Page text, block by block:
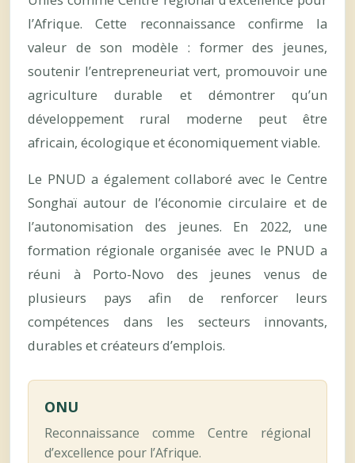
l’Afrique. Cette reconnaissance confirme la
valeur de son modèle : former des jeunes,
soutenir l’entrepreneuriat vert, promouvoir une
agriculture durable et démontrer qu’un
développement rural moderne peut être
africain, écologique et économiquement viable.
Le PNUD a également collaboré avec le Centre
Songhaï autour de l’économie circulaire et de
l’autonomisation des jeunes. En 2022, une
formation régionale organisée avec le PNUD a
réuni à Porto-Novo des jeunes venus de
plusieurs pays afin de renforcer leurs
compétences dans les secteurs innovants,
durables et créateurs d’emplois.
ONU
Reconnaissance comme Centre régional
d’excellence pour l’Afrique.